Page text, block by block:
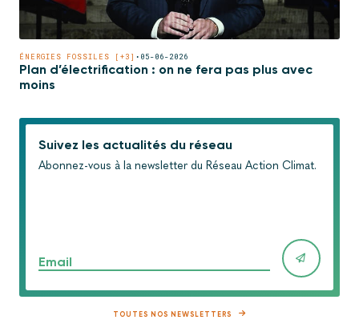
ÉNERGIES FOSSILES [+3] • 05-06-2026
Plan d’électrification : on ne fera pas plus avec
moins
Suivez les actualités du réseau
Abonnez-vous à la newsletter du Réseau Action Climat.
Email
TOUTES NOS NEWSLETTERS